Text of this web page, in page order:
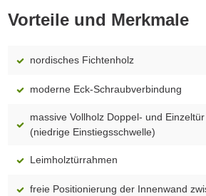
Vorteile und Merkmale
nordisches Fichtenholz
moderne Eck-Schraubverbindung
massive Vollholz Doppel- und
(niedrige Einstiegsschwelle)
Leimholztürrahmen
freie Positionierung der Innenwand